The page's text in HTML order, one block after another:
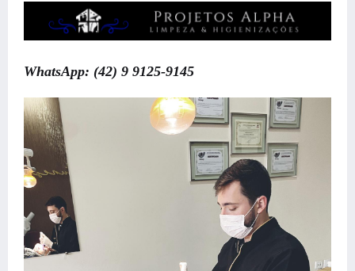
WhatsApp: (42) 9 9125-9145